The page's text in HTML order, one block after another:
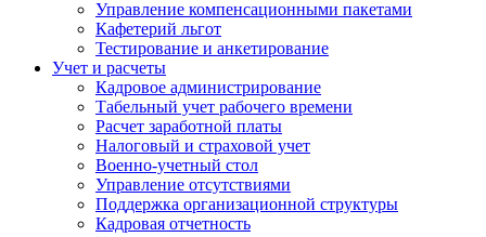
Управление компенсационными пакетами
Кафетерий льгот
Тестирование и анкетирование
Учет и расчеты
Кадровое администрирование
Табельный учет рабочего времени
Расчет заработной платы
Налоговый и страховой учет
Военно-учетный стол
Управление отсутствиями
Поддержка организационной структуры
Кадровая отчетность